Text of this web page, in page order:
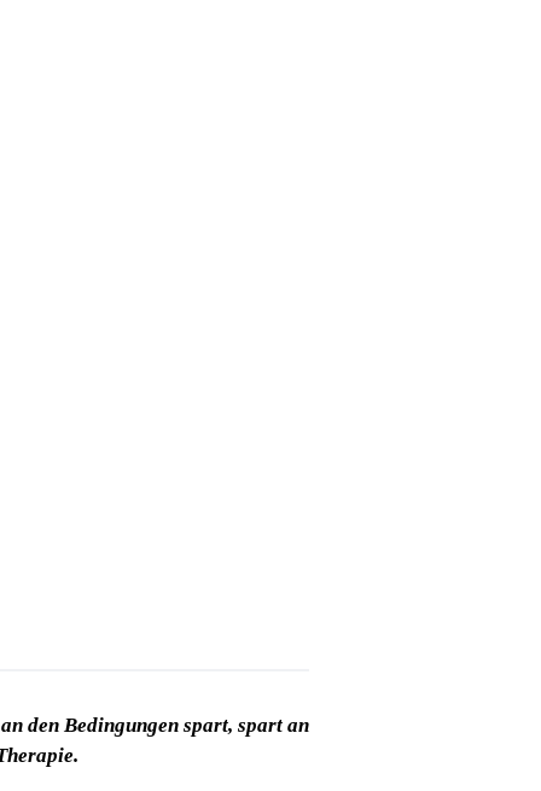
den Bedingungen spart, spart an